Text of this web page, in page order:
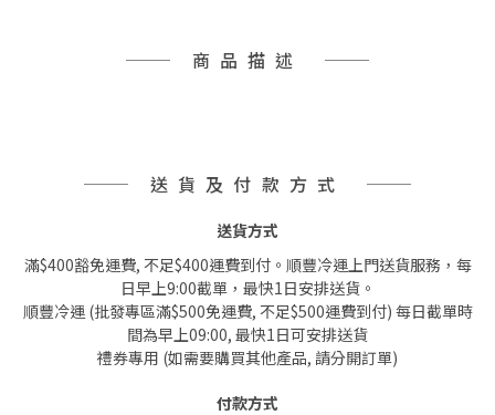
商品描述
送貨及付款方式
送貨方式
滿$400豁免運費, 不足$400運費到付。順豐冷運上門送貨服務，每
日早上9:00截單，最快1日安排送貨。
順豐冷運 (批發專區滿$500免運費, 不足$500運費到付) 每日截單時
間為早上09:00, 最快1日可安排送貨
禮券專用 (如需要購買其他產品, 請分開訂單)
付款方式